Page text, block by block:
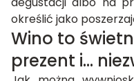
określić jako
Wino to
prezent i…